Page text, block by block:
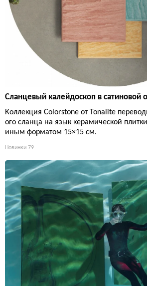
Сланцевый калейдоскоп в сатиновой
Коллекция Colorstone от Tonalite
ого сланца на язык керамической
иным форматом 15×15 см.
Новинки 79